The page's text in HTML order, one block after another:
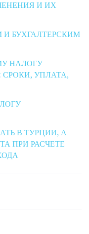
И ИХ
БУХГАЛТЕРСКИМ
НАЛОГУ
УПЛАТА,
В ТУРЦИИ, А
ПРИ РАСЧЕТЕ